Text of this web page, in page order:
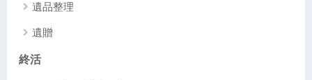
遺品整理
遺贈
終活